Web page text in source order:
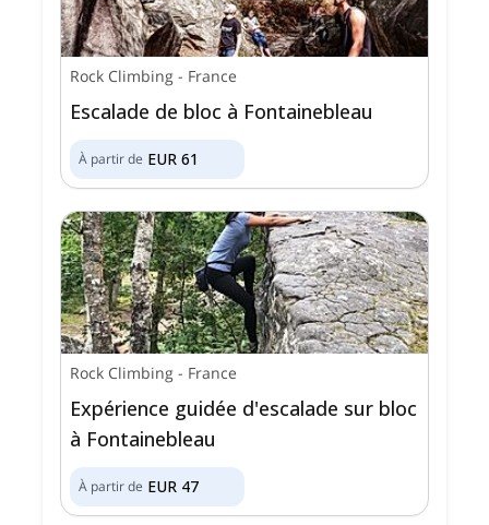
Rock Climbing - France
Escalade de bloc à Fontainebleau
À partir de EUR 61
Rock Climbing - France
Expérience guidée d'escalade sur bloc
à Fontainebleau
À partir de EUR 47